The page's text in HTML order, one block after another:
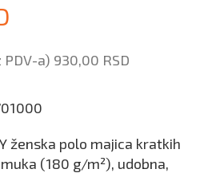
a) 930,00 RSD
ženska polo majica kratkih
(180 g/m²), udobna,